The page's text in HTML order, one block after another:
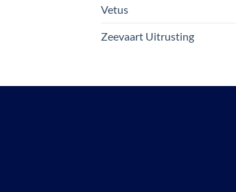
Vetus
Zeevaart Uitrusting